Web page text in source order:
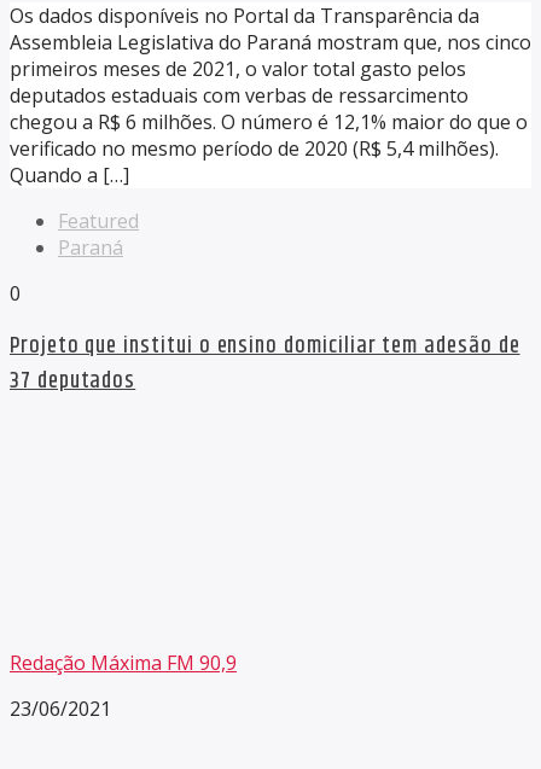
Os dados disponíveis no Portal da Transparência da
Assembleia Legislativa do Paraná mostram que, nos cinco
primeiros meses de 2021, o valor total gasto pelos
deputados estaduais com verbas de ressarcimento
chegou a R$ 6 milhões. O número é 12,1% maior do que o
verificado no mesmo período de 2020 (R$ 5,4 milhões).
Quando a […]
Featured
Paraná
0
Projeto que institui o ensino domiciliar tem adesão de
37 deputados
Redação Máxima FM 90,9
23/06/2021